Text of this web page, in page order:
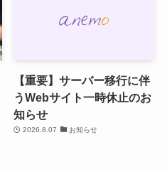
【重要】サーバー移行に伴
うWebサイト一時休止のお
知らせ
2026.8.07 お知らせ